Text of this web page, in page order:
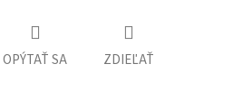
OPÝTAŤ SA ZDIEĽAŤ